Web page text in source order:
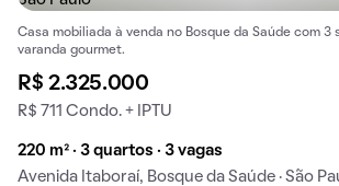
Casa mobiliada à venda no Bosque da Saúde com
varanda gourmet.
R$ 2.325.000
R$ 711 Condo. + IPTU
220 m² · 3 quartos · 3 vagas
Avenida Itaboraí, Bosque da Saúde · São